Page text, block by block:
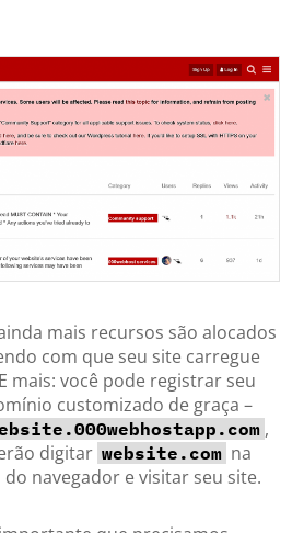
mais recursos são alocados
com que seu site carregue
mais: você pode registrar seu
customizado de graça –
,
digitar website.com na
navegador e visitar seu site.